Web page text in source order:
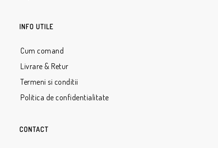
INFO UTILE
Cum comand
Livrare & Retur
Termeni si conditii
Politica de confidentialitate
CONTACT